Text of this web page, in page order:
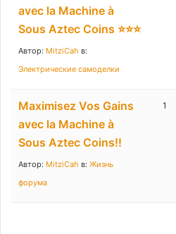
avec la Machine à
Sous Aztec Coins ⭐⭐⭐
Автор: MitziCah в:
Электрические самоделки
Maximisez Vos Gains
avec la Machine à
Sous Aztec Coins!!
Автор: MitziCah в: Жизнь
форума
1